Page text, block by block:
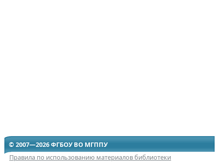
© 2007—2026 ФГБОУ ВО МГППУ
Правила по использованию материалов библиотеки